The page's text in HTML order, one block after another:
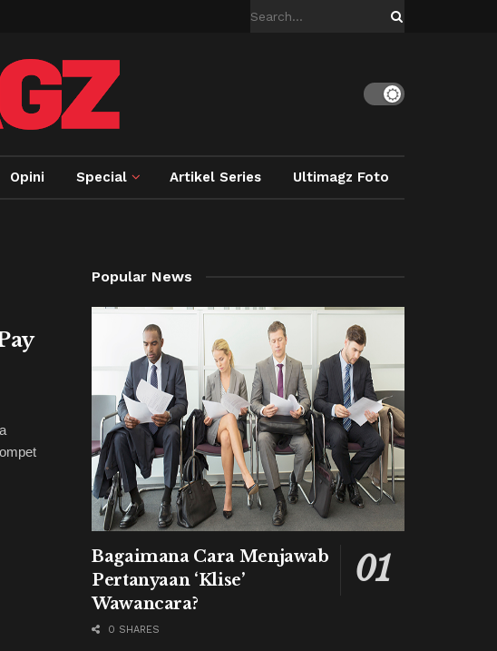
Opini Special Artikel Series Ultimagz Foto
Popular News
Bagaimana Cara Menjawab
Pertanyaan ‘Klise’
Wawancara?
0 SHARES